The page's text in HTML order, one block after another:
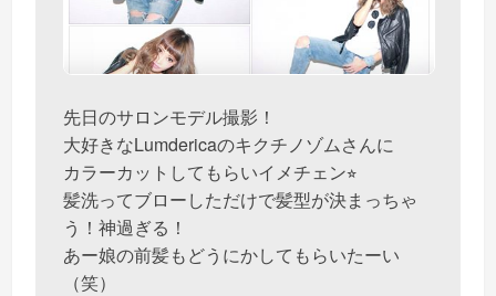
先日のサロンモデル撮影！
大好きなLumdericaのキクチノゾムさんに
カラーカットしてもらいイメチェン⭐︎
髪洗ってブローしただけで髪型が決まっちゃ
う！神過ぎる！
あー娘の前髪もどうにかしてもらいたーい
（笑）